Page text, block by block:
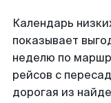
Календарь
показывает
неделю по
рейсов с
дорогая из